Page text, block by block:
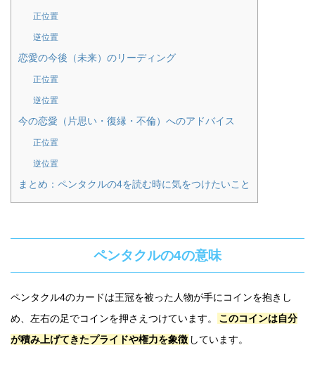
正位置
逆位置
恋愛の今後（未来）のリーディング
正位置
逆位置
今の恋愛（片思い・復縁・不倫）へのアドバイス
正位置
逆位置
まとめ：ペンタクルの4を読む時に気をつけたいこと
ペンタクルの4の意味
ペンタクル4のカードは王冠を被った人物が手にコインを抱きし
め、左右の足でコインを押さえつけています。
このコインは自分
が積み上げてきたプライドや権力を象徴 しています。